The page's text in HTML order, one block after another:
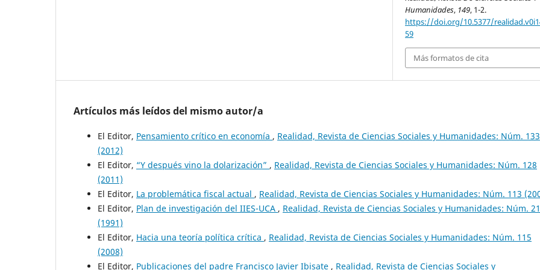
Humanidades, 149, 1-2.
https://doi.org/10.5377/
59
Más formatos de cita
Artículos más leídos del mismo autor/a
El Editor, Pensamiento crítico en economía , Realidad, Revista de Ciencias Sociales y Humanidades: Núm. 133
(2012)
El Editor, “Y después vino la dolarización” , Realidad, Revista de Ciencias Sociales y Humanidades: Núm. 128
(2011)
El Editor, La problemática fiscal actual , Realidad, Revista de Ciencias Sociales y Humanidades: Núm. 113
El Editor, Plan de investigación del IIES-UCA , Realidad, Revista de Ciencias Sociales y Humanidades: Núm. 21
(1991)
El Editor, Hacia una teoría política crítica , Realidad, Revista de Ciencias Sociales y Humanidades: Núm. 115
(2008)
El Editor, Publicaciones del padre Francisco Javier Ibisate , Realidad, Revista de Ciencias Sociales y